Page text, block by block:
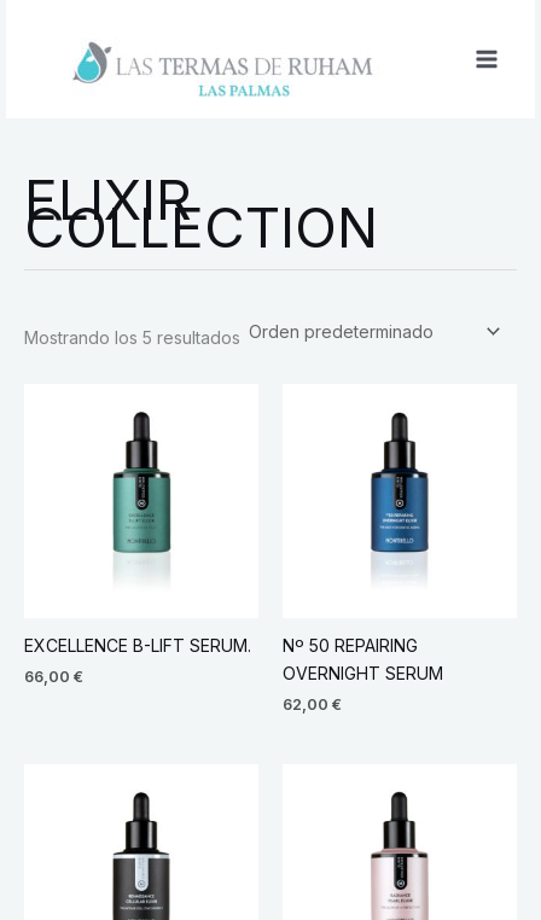
contenido
ELIXIR
COLLECTION
Mostrando los 5 resultados
EXCELLENCE B-LIFT SERUM.
66,00 €
Nº 50 REPAIRING
OVERNIGHT SERUM
62,00 €